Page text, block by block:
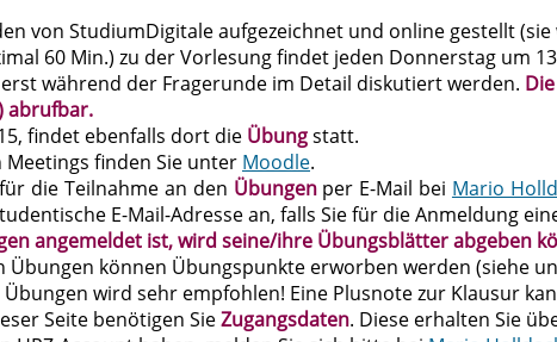
von StudiumDigitale aufgezeichnet und online gestellt (sie
60 Min.) zu der Vorlesung findet jeden Donnerstag um
während der Fragerunde im Detail diskutiert werden.
abrufbar.
findet ebenfalls dort die Übungstatt.
Meetings finden Sie unter Moodle.
die Teilnahme an den Übungenper E-Mail bei Mario
E-Mail-Adresse an, falls Sie für die Anmeldung
angemeldet ist, wird seine/ihre Übungsblätter abgeben
Übungen können Übungspunkte erworben werden (siehe
wird sehr empfohlen! Eine Plusnote zur Klausur
Seite benötigen SieZugangsdaten. Diese erhalten Sie